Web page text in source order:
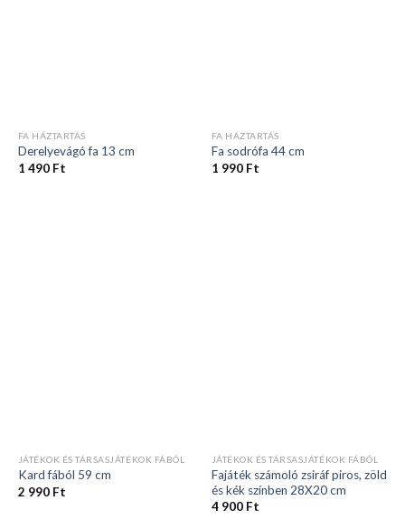
FA HÁZTARTÁS
Derelyevágó fa 13 cm
FA HÁZTARTÁS
Fa sodrófa 44 cm
JÁTÉKOK ÉS TÁRSASJÁTÉKOK FÁBÓL
Kard fából 59 cm
JÁTÉKOK ÉS TÁRSASJÁTÉKOK FÁBÓL
Fajáték számoló zsiráf piros, zöld
és kék színben 28X20 cm